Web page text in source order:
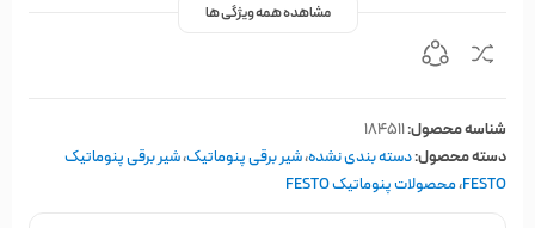
مشاهده همه ویژگی ها
شناسه محصول:184511
دسته محصول:دسته بندی نشده،شیر برقی پنوماتیک،شیر برقی پنوماتیک
FESTO،محصولات پنوماتیک FESTO